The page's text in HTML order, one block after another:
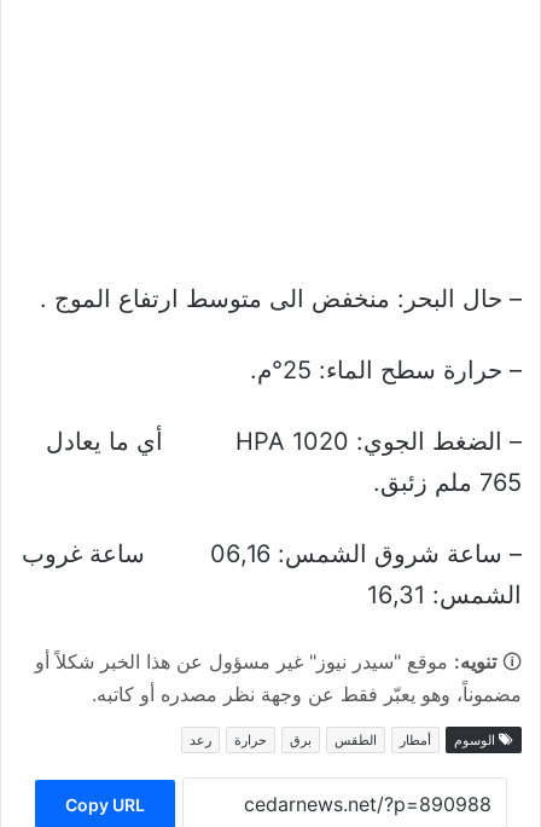
– حال البحر: منخفض الى متوسط ارتفاع الموج .
– حرارة سطح الماء: 25°م.
– الضغط الجوي: 1020 HPA أي ما يعادل
765 ملم زئبق.
– ساعة شروق الشمس: 06,16 ساعة غروب
الشمس: 16,31
🛈تنويه: موقع "سيدر نيوز" غير مسؤول عن هذا الخبر شكلاً أو
مضموناً، وهو يعبّر فقط عن وجهة نظر مصدره أو كاتبه.
الوسوم أمطار الطقس برق حرارة رعد
Copy URL